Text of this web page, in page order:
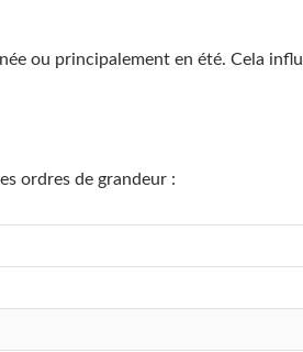
ou principalement en été. Cela
ordres de grandeur :